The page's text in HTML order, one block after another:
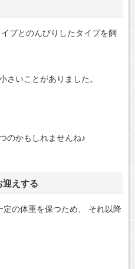
プとのんびりしたタイプを飼
さいことがありました。
のかもしれませんね♪
迎えする
の体重を保つため、
それ以降